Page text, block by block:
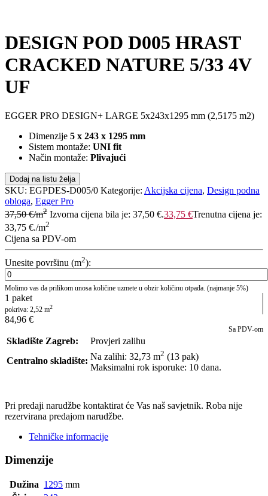
DESIGN POD D005 HRAST
CRACKED NATURE 5/33 4V
UF
EGGER PRO DESIGN+ LARGE 5x243x1295 mm (2,5175 m2)
Dimenzije 5 x 243 x 1295 mm
Sistem montaže: UNI fit
Način montaže: Plivajući
Dodaj na listu želja
SKU: EGPDES-D005/0 Kategorije: Akcijska cijena, Design podna
obloga, Egger Pro
37,50€/m2 Izvorna cijena bila je: 37,50 €.33,75 €Trenutna cijena je:
33,75 €./m2
Cijena sa PDV-om
Unesite površinu (m2):
Molimo vas da prilikom unosa količine uzmete u obzir količinu otpada. (najmanje 5%)
1 paket
pokriva: 2,52 m2
84,96 €
Sa PDV-om
Skladište Zagreb:
Provjeri zalihu
Centralno skladište: Na zalihi: 32,73 m2 (13 pak)
Maksimalni rok isporuke: 10 dana.
Pri predaji narudžbe kontaktirat će Vas naš savjetnik. Roba nije
rezervirana predajom narudžbe.
Tehničke informacije
Dimenzije
Dužina 1295 mm